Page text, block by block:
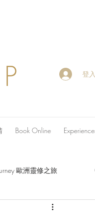
登入
Book Online
歐洲靈修之旅